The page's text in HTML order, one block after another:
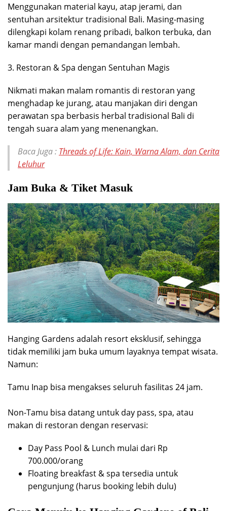
Menggunakan material kayu, atap jerami, dan
sentuhan arsitektur tradisional Bali. Masing-masing
dilengkapi kolam renang pribadi, balkon terbuka, dan
kamar mandi dengan pemandangan lembah.
3. Restoran & Spa dengan Sentuhan Magis
Nikmati makan malam romantis di restoran yang
menghadap ke jurang, atau manjakan diri dengan
perawatan spa berbasis herbal tradisional Bali di
tengah suara alam yang menenangkan.
Baca Juga : Threads of Life: Kain, Warna Alam, dan Cerita
Leluhur
Jam Buka & Tiket Masuk
Hanging Gardens adalah resort eksklusif, sehingga
tidak memiliki jam buka umum layaknya tempat wisata.
Namun:
Tamu Inap bisa mengakses seluruh fasilitas 24 jam.
Non-Tamu bisa datang untuk day pass, spa, atau
makan di restoran dengan reservasi:
Day Pass Pool & Lunch mulai dari Rp
700.000/orang
Floating breakfast & spa tersedia untuk
pengunjung (harus booking lebih dulu)